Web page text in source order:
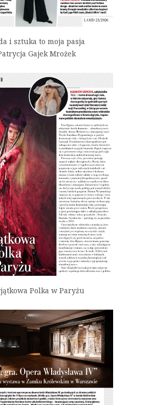
i sztuka to moja pasja
Gajek Mrożek
Polka w Paryżu